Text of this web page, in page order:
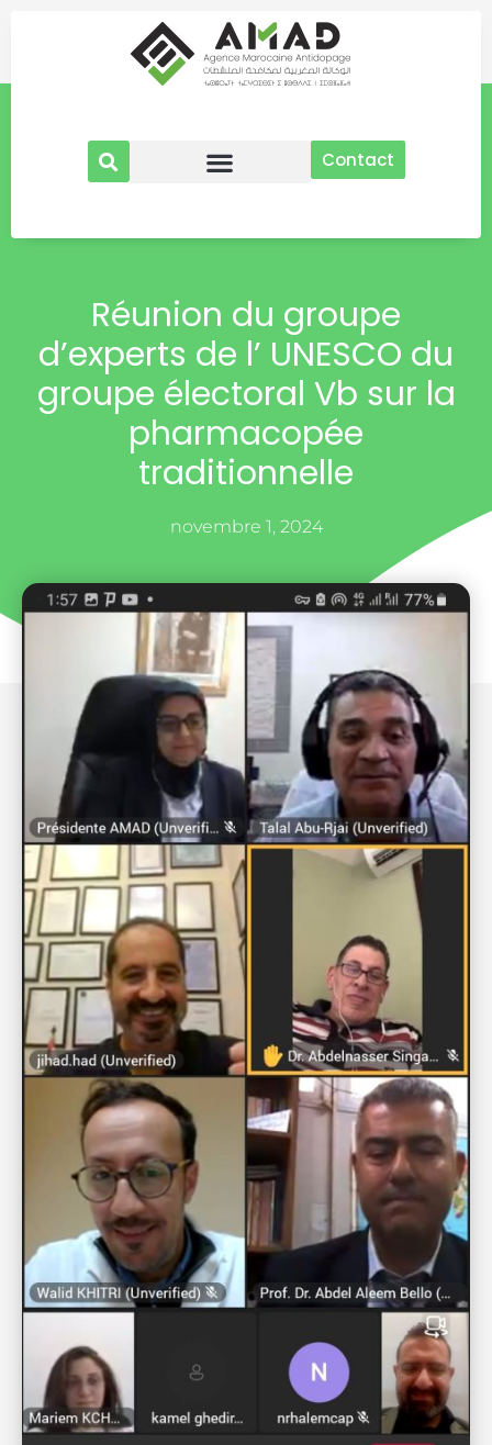
Contact
Réunion du groupe
d’experts de l’ UNESCO du
groupe électoral Vb sur la
pharmacopée
traditionnelle
novembre 1, 2024